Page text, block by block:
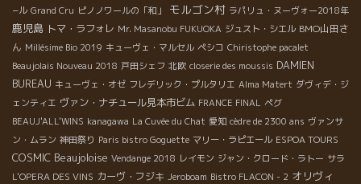
−ル Grand Cru ピノノワールの「和」 モルゴン村 ラパリュ・ヌーヴォー2018年
鹿児島 トマ・ラフォレ Mr. Masanobu FUKUOKA ジュスト・シエル BMO山田さ
ん Millésime Bio 2019 キューヴェ・マルセル ペシコ Chiristophe pacalet
Beaujolais Nouveau 2018 戸田シェフ 北欧 closerie des moussis DAMIEN
BUREAU キューヴェ・オゼ フレデリック・プルタリエ Alma Matert ダヴィデ・ジ
ェンティエ ヴァン・ナチュール見本市ビム FRANCE FINAL ペグ
BEAUJ'ALL'WINS kanagawa La Cuvée du Chat 愛知 cèdre de 2300 ans ヴァンサ
ン・ムラン 神田祭り Paris bistro Goguette マリー・ラピエール ESPOA TOURS
COSMIC Beaujoloise Vendange 2018 レイモン ジャン・クロード・ラトー サラ
L'OPERA DES VINS カーヴ・フジキ Jeroboam Bistro FLACON - 2 オリヴィ